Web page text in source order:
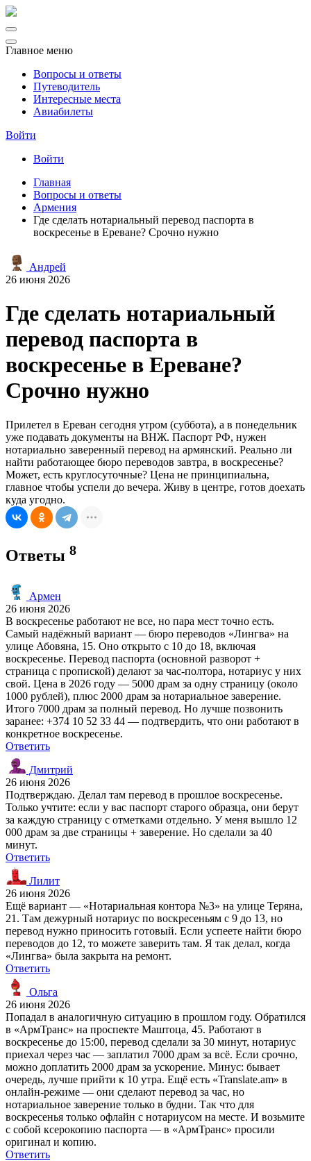
Главное меню
Вопросы и ответы
Путеводитель
Интересные места
Авиабилеты
Войти
Войти
Главная
Вопросы и ответы
Армения
Где сделать нотариальный перевод паспорта в
воскресенье в Ереване? Срочно нужно
Андрей
26 июня 2026
Где сделать нотариальный
перевод паспорта в
воскресенье в Ереване?
Срочно нужно
Прилетел в Ереван сегодня утром (суббота), а в понедельник
уже подавать документы на ВНЖ. Паспорт РФ, нужен
нотариально заверенный перевод на армянский. Реально ли
найти работающее бюро переводов завтра, в воскресенье?
Может, есть круглосуточные? Цена не принципиальна,
главное чтобы успели до вечера. Живу в центре, готов доехать
куда угодно.
Ответы 8
Армен
26 июня 2026
В воскресенье работают не все, но пара мест точно есть.
Самый надёжный вариант — бюро переводов «Лингва» на
улице Абовяна, 15. Оно открыто с 10 до 18, включая
воскресенье. Перевод паспорта (основной разворот +
страница с пропиской) делают за час-полтора, нотариус у них
свой. Цена в 2026 году — 5000 драм за одну страницу (около
1000 рублей), плюс 2000 драм за нотариальное заверение.
Итого 7000 драм за полный перевод. Но лучше позвонить
заранее: +374 10 52 33 44 — подтвердить, что они работают в
конкретное воскресенье.
Ответить
Дмитрий
26 июня 2026
Подтверждаю. Делал там перевод в прошлое воскресенье.
Только учтите: если у вас паспорт старого образца, они берут
за каждую страницу с отметками отдельно. У меня вышло 12
000 драм за две страницы + заверение. Но сделали за 40
минут.
Ответить
Лилит
26 июня 2026
Ещё вариант — «Нотариальная контора №3» на улице Теряна,
21. Там дежурный нотариус по воскресеньям с 9 до 13, но
перевод нужно приносить готовый. Если успеете найти бюро
переводов до 12, то можете заверить там. Я так делал, когда
«Лингва» была закрыта на ремонт.
Ответить
Ольга
26 июня 2026
Попадал в аналогичную ситуацию в прошлом году. Обратился
в «АрмТранс» на проспекте Маштоца, 45. Работают в
воскресенье до 15:00, перевод сделали за 30 минут, нотариус
приехал через час — заплатил 7000 драм за всё. Если срочно,
можно доплатить 2000 драм за ускорение. Минус: бывает
очередь, лучше прийти к 10 утра. Ещё есть «Translate.am» в
онлайн-режиме — они сделают перевод за час, но
нотариальное заверение только в будни. Так что для
воскресенья только офлайн с нотариусом на месте. И возьмите
с собой ксерокопию паспорта — в «АрмТранс» просили
оригинал и копию.
Ответить